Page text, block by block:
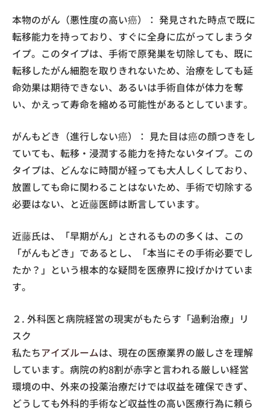
本物のがん（悪性度の高い癌）： 発見された時点で既に
転移能力を持っており、すぐに全身に広がってしまうタ
イプ。このタイプは、手術で原発巣を切除しても、既に
転移したがん細胞を取りきれないため、治療をしても延
命効果は期待できない、あるいは手術自体が体力を奪
い、かえって寿命を縮める可能性があるとしています。
がんもどき（進行しない癌）： 見た目は癌の顔つきをし
ていても、転移・浸潤する能力を持たないタイプ。この
タイプは、どんなに時間が経っても大人しくしており、
放置しても命に関わることはないため、手術で切除する
必要はない、と近藤医師は断言しています。
近藤氏は、「早期がん」とされるものの多くは、この
「がんもどき」であるとし、「本当にその手術必要でし
たか？」という根本的な疑問を医療界に投げかけていま
す。
２. 外科医と病院経営の現実がもたらす「過剰治療」リ
スク
私たちアイズルームは、現在の医療業界の厳しさを理解
しています。病院の約8割が赤字と言われる厳しい経営
環境の中、外来の投薬治療だけでは収益を確保できず、
どうしても外科的手術など収益性の高い医療行為に頼ら